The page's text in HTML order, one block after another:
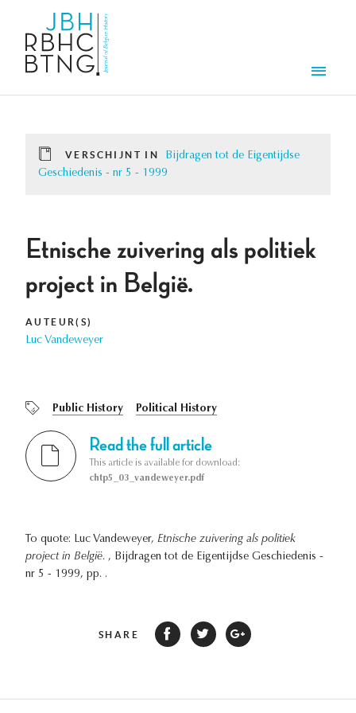
VERSCHIJNT IN
Bijdragen tot de Eigentijdse
Geschiedenis - nr 5 - 1999
Etnische zuivering als politiek
project in België.
AUTEUR(S)
Luc Vandeweyer
Public History Political History
Read the full article
This article is available for download:
chtp5_03_vandeweyer.pdf
To quote: Luc Vandeweyer, Etnische zuivering als politiek
project in België. , Bijdragen tot de Eigentijdse Geschiedenis -
nr 5 - 1999, pp. .
SHARE